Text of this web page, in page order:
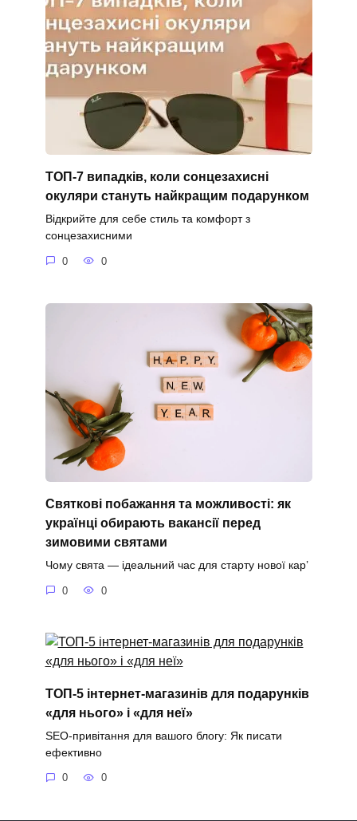
ТОП-7 випадків, коли сонцезахисні
окуляри стануть найкращим подарунком
Відкрийте для себе стиль та комфорт з
сонцезахисними
0 0
Святкові побажання та можливості: як
українці обирають вакансії перед
зимовими святами
Чому свята — ідеальний час для старту нової кар’
0 0
ТОП-5 інтернет-магазинів для подарунків
«для нього» і «для неї»
SEO-привітання для вашого блогу: Як писати
ефективно
0 0